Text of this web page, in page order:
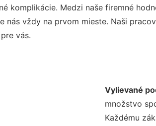
komplikácie. Medzi naše firemné
vždy na prvom mieste. Naši
vás.
Vylievané
množstvo
Každému